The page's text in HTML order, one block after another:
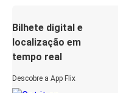
Bilhete digital e
localização em
tempo real
Descobre a App Flix